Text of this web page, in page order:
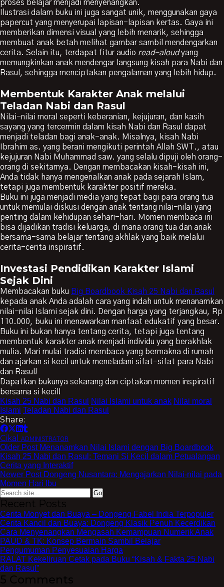
proses belajar menjadi menyenangkan.
Ilustrasi dalam buku ini juga sangat unik, menggunakan gaya
papercut yang menyerupai lapisan-lapisan kertas. Gaya ini
memberikan dimensi visual yang lebih menarik, sehingga
membuat anak betah melihat gambar sambil mendengarkan
cerita. Selain itu, terdapat fitur audio read-aloudyang
memungkinkan anak mendengar langsung kisah para Nabi dan
Rasul, sehingga menciptakan pengalaman yang lebih hidup.
Membentuk Karakter Anak melalui
Teladan Nabi dan Rasul
Nilai-nilai moral seperti keberanian, kejujuran, dan kasih
sayang yang tercermin dalam kisah Nabi dan Rasul dapat
menjadi teladan bagi anak-anak. Misalnya, kisah Nabi
Ibrahim as. yang berani mengikuti perintah Allah SWT., atau
kejujuran Nabi Muhammad saw. yang selalu dipuji oleh orang-
orang di sekitarnya. Dengan membacakan kisah-kisah ini,
Anda tidak hanya mengenalkan anak pada sejarah Islam,
tetapi juga membentuk karakter positif mereka.
Buku ini juga menjadi media yang tepat bagi para orang tua
untuk memulai diskusi dengan anak tentang nilai-nilai yang
penting dalam kehidupan sehari-hari. Momen membaca ini
bisa dijadikan tradisi keluarga, di mana orang tua dan anak
bersama-sama belajar tentang akhlak yang baik melalui
cerita-cerita inspiratif.
Investasi Pendidikan Karakter Islami
Sejak Dini
Membacakan buku Big Boardbook Kisah 25 Nabi dan Rasul
kepada anak Anda adalah cara yang indah untuk menanamkan
nilai-nilai Islami sejak dini. Dengan harga yang terjangkau, Rp
110.000, buku ini menawarkan manfaat edukatif yang besar.
Buku ini bukan hanya tentang cerita, tetapi juga tentang
membentuk karakter anak menjadi individu yang berakhlak
mulia. Mari mulai tradisi membaca yang bermakna di rumah
dan ajarkan si kecil untuk meneladani sifat-sifat para Nabi
dan Rasul!
Dapatkan bukunya sekarang dan ciptakan momen inspiratif
bersama si kecil!
Kisah 25 Nabi dan Rasul Nilai Islami untuk anak Nilai moral
Islami Teladan Nabi dan Rasul
Share:
Cikal
ADMINISTRATOR
Older Post Menanamkan Nilai Islami dengan Big Boardbook
Kisah 25 Nabi dan Rasul: Temani Si Kecil dalam Petualangan
Cerita yang Interaktif
Newer Post Dongeng Nusantara: Mengajarkan Nilai-nilai pada
Momen Hari Ibu
Search
for:
Recent Posts
Cerita Monyet dan Buaya – Dongeng Fabel India Terpopuler
Cerita Kancil dan Buaya: Dongeng Klasik Penuh Kecerdikan
Cara Menyenangkan Mengasah Kemampuan Numerik Anak
PAUD & TK: Konsep Bermain Sambil Belajar
Pengumuman Penyesuaian Harga
RALAT Kekeliruan Cetak pada Buku “Kisah & Fakta 25 Nabi
dan Rasul”
5 Comments